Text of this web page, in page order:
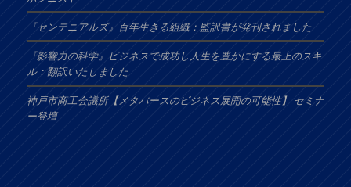
『センテニアルズ』百年生きる組織：監訳書が発刊されました
『影響力の科学』ビジネスで成功し人生を豊かにする最上のスキ
ル：翻訳いたしました
神戸市商工会議所【メタバースのビジネス展開の可能性】 セミナ
ー登壇